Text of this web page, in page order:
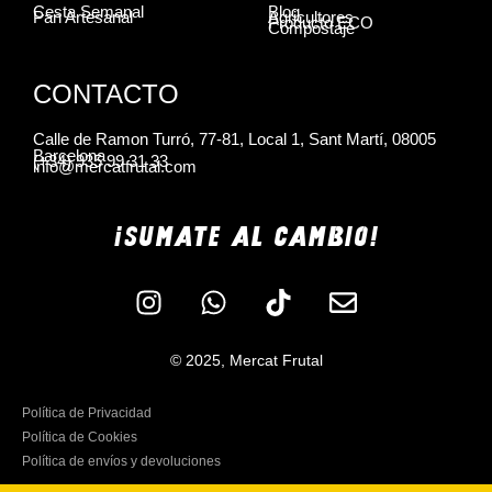
Cesta Semanal
Pan Artesanal Blog
Agricultores
Producto ECO
Compostaje
CONTACTO
Calle de Ramon Turró, 77-81, Local 1, Sant Martí, 08005
Barcelona
(+34) 935 99 31 33
info@mercatfrutal.com
¡SUMATE AL CAMBIO!
© 2025, Mercat Frutal
Política de Privacidad
Política de Cookies
Política de envíos y devoluciones